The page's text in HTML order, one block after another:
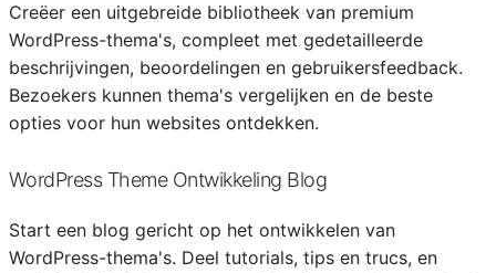
Creëer een uitgebreide bibliotheek van premium
WordPress-thema's, compleet met gedetailleerde
beschrijvingen, beoordelingen en gebruikersfeedback.
Bezoekers kunnen thema's vergelijken en de beste
opties voor hun websites ontdekken.
WordPress Theme Ontwikkeling Blog
Start een blog gericht op het ontwikkelen van
WordPress-thema's. Deel tutorials, tips en trucs, en